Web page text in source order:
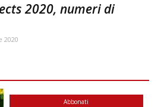
2020, numeri di
2020
Abbonati